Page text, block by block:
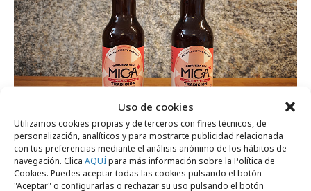
Uso de cookies
Utilizamos cookies propias y de terceros con fines técnicos, de
personalización, analíticos y para mostrarte publicidad relacionada
con tus preferencias mediante el análisis anónimo de los hábitos de
navegación. Clica AQUÍpara más información sobre la Política de
Cookies. Puedes aceptar todas las cookies pulsando el botón
"Aceptar" o configurarlas o rechazar su uso pulsando el botón
viernes, 6 de febrero 2026
Mica transforma su modelo negocio en
cerveza sin alcohol